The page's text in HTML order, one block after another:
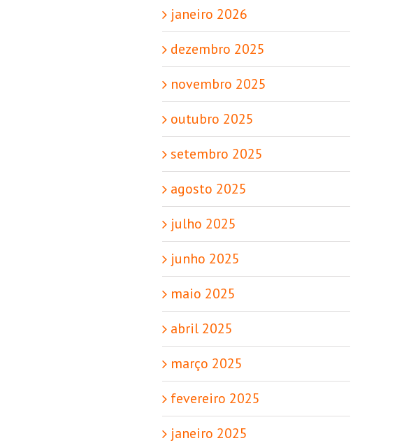
janeiro 2026
dezembro 2025
novembro 2025
outubro 2025
setembro 2025
agosto 2025
julho 2025
junho 2025
maio 2025
abril 2025
março 2025
fevereiro 2025
janeiro 2025